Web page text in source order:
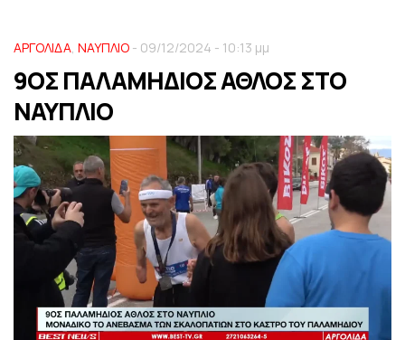
ΑΡΓΟΛΙΔΑ, ΝΑΥΠΛΙΟ - 09/12/2024 - 10:13 μμ
9ΟΣ ΠΑΛΑΜΗΔΙΟΣ ΑΘΛΟΣ ΣΤΟ
ΝΑΥΠΛΙΟ